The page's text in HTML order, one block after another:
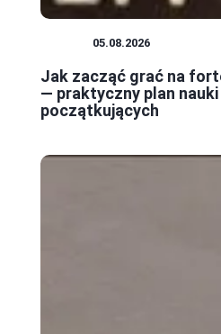
05.08.2026
Jak zacząć grać na
— praktyczny plan nauki
początkujących